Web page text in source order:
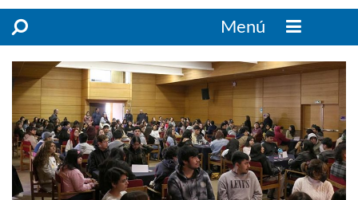
Menú